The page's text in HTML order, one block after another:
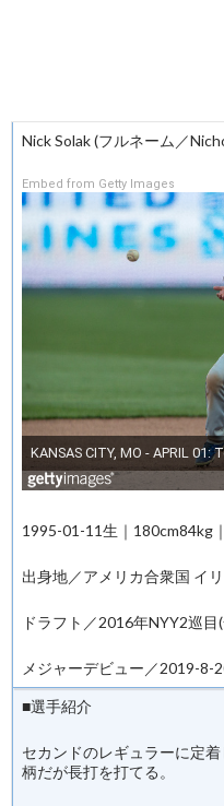
Nick Solak (フルネーム／
Embed from Getty Images
1995-01-11生｜
出身地／アメリカ合衆国 イ
ドラフト／2016年NYY2巡目
メジャーデビュー／2019-8-
■選手紹介
セカンドのレギュラーに定
柄だが長打を打てる。